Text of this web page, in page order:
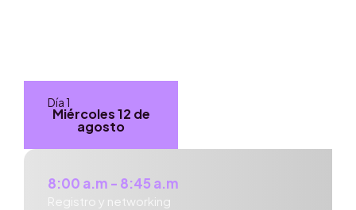
Día 1
Miércoles 12 de
agosto
8:00 a.m - 8:45 a.m
Registro y networking